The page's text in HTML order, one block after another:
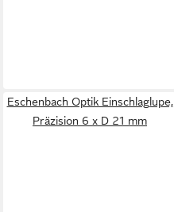
Eschenbach Optik Einschlaglupe,
Präzision 6 x D 21 mm